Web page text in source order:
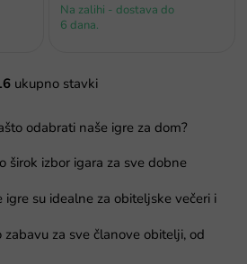
Na zalihi - dostava do
6 dana.
K
n
r
l
e
i
ukupno stavki
odabrati naše igre za dom?
širok izbor igara za sve dobne
su idealne za obiteljske večeri i
zabavu za sve članove obitelji, od